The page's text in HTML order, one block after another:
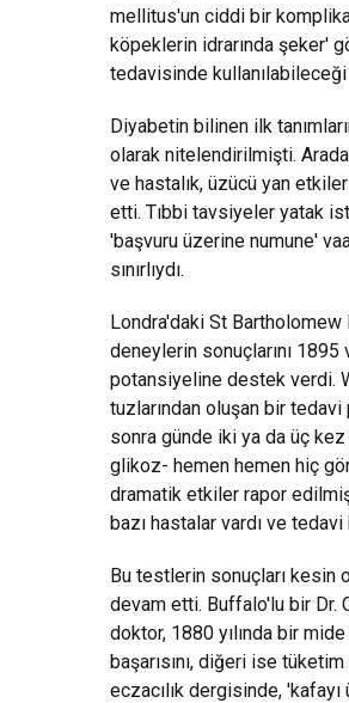
mellitus'un ciddi bir
köpeklerin idrarında şeker'
tedavisinde
Diyabetin bilinen ilk
olarak nitelendirilmişti.
ve hastalık, üzücü yan
etti. Tıbbi tavsiyeler yatak
'başvuru üzerine numune'
sınırlıydı.
Londra'daki St Bartholomew
deneylerin sonuçlarını
potansiyeline destek verdi.
tuzlarından oluşan bir tedavi
sonra günde iki ya da üç
glikoz- hemen hemen hiç
dramatik etkiler rapor
bazı hastalar vardı ve
Bu testlerin sonuçları kesin
devam etti. Buffalo'lu bir Dr.
doktor, 1880 yılında bir
başarısını, diğeri ise
eczacılık dergisinde,